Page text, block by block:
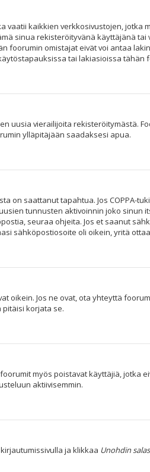
vaatii kaikkien verkkosivustojen,
sinua rekisteröityvänä käyttäjänä
foorumin omistajat eivät voi antaa
tai lakiasioissa tähän
vierailijoita rekisteröitymästä.
ylläpitäjään saadaksesi apua.
on saattanut tapahtua. Jos COPPA-
tunnusten aktivoinnin joko sinun
seuraa ohjeita. Jos et saanut
sähköpostiosoite oli oikein, yritä
oikein. Jos ne ovat, ota yhteyttä
korjata se.
myös poistavat käyttäjiä, jotka
aktiivisemmin.
ja klikkaa Unohdin